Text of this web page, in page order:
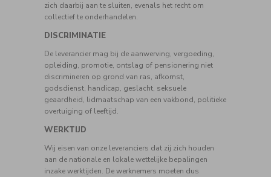
zich daarbij aan te sluiten, evenals het recht om
collectief te onderhandelen.
DISCRIMINATIE
De leverancier mag bij de aanwerving, vergoeding,
opleiding, promotie, ontslag of pensionering niet
discrimineren op grond van ras, afkomst,
godsdienst, handicap, geslacht, seksuele
geaardheid, lidmaatschap van een vakbond, politieke
overtuiging of leeftijd.
WERKTIJD
Wij eisen van onze leveranciers dat zij zich houden
aan de nationale en lokale wettelijke bepalingen
inzake werktijden. De werknemers moeten dus